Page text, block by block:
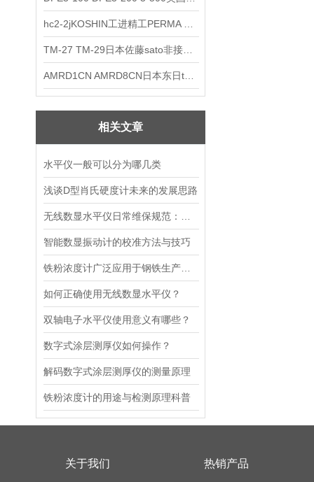
相关文章
水平仪一般可以分为哪几类
浅谈D型肖氏硬度计未来的发展思路
智能数显振动计的校准方法与技巧
如何正确使用无线数显水平仪？
双轴电子水平仪使用意义有哪些？
数字式涂层测厚仪如何操作？
解码数字式涂层测厚仪的测量原理
铁粉浓度计的用途与检测原理科普
关于我们 热销产品